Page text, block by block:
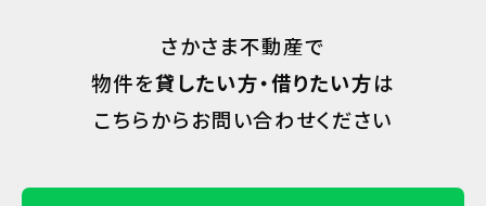
さかさま不動産で
物件を貸したい方・借りたい方は
こちらからお問い合わせください